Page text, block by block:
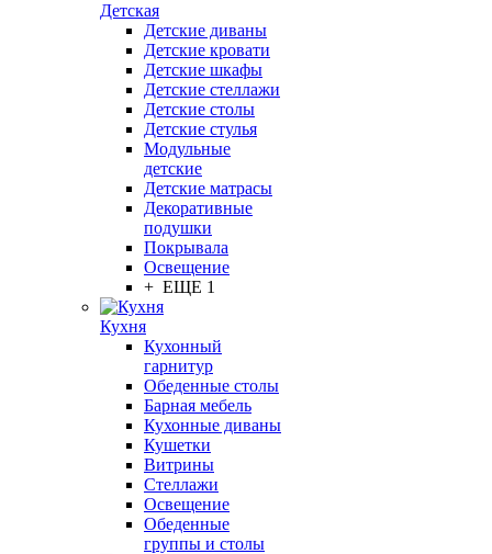
Детская
Детские диваны
Детские кровати
Детские шкафы
Детские стеллажи
Детские столы
Детские стулья
Модульные
детские
Детские матрасы
Декоративные
подушки
Покрывала
Освещение
+ ЕЩЕ 1
Кухня
Кухонный
гарнитур
Обеденные столы
Барная мебель
Кухонные диваны
Кушетки
Витрины
Стеллажи
Освещение
Обеденные
группы и столы